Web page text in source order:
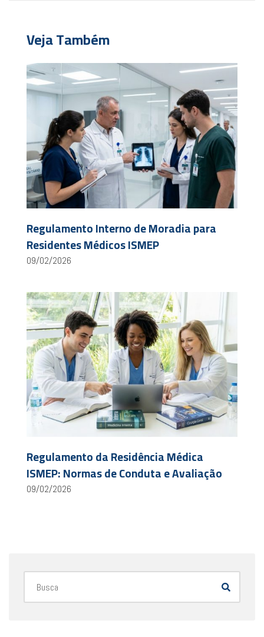
Veja Também
Regulamento Interno de Moradia para
Residentes Médicos ISMEP
09/02/2026
Regulamento da Residência Médica
ISMEP: Normas de Conduta e Avaliação
09/02/2026